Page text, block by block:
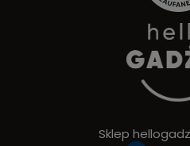
Sklep